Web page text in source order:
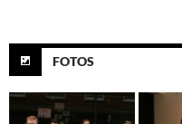
FOTOS